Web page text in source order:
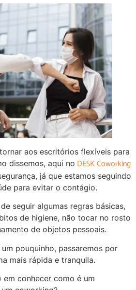
aos escritórios flexíveis para
dissemos, aqui no DESK Coworking
já que estamos seguindo
para evitar o contágio.
seguir algumas regras básicas,
de higiene, não tocar no rosto
de objetos pessoais.
pouquinho, passaremos por
mais rápida e tranquila.
em conhecer como é um